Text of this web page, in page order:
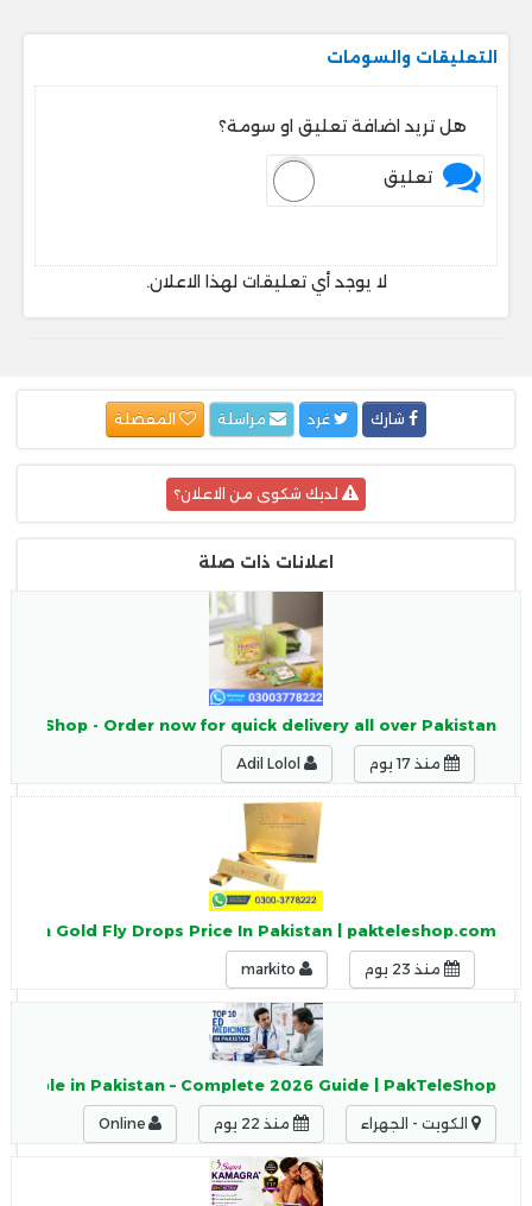
التعليقات والسومات
هل تريد اضافة تعليق او سومة؟
تعليق
لا يوجد أي تعليقات لهذا الاعلان.
شارك غرد المفضلة
لديك شكوى من الاعلان؟
اعلانات ذات صلة
- Order now for quick delivery all over Pakistan
منذ 17 يوم
Gold Fly Drops Price In Pakistan | pakteleshop.com
منذ 23 يوم
in Pakistan – Complete 2026 Guide | PakTeleShop
الكويت - الجهراء منذ 22 يوم